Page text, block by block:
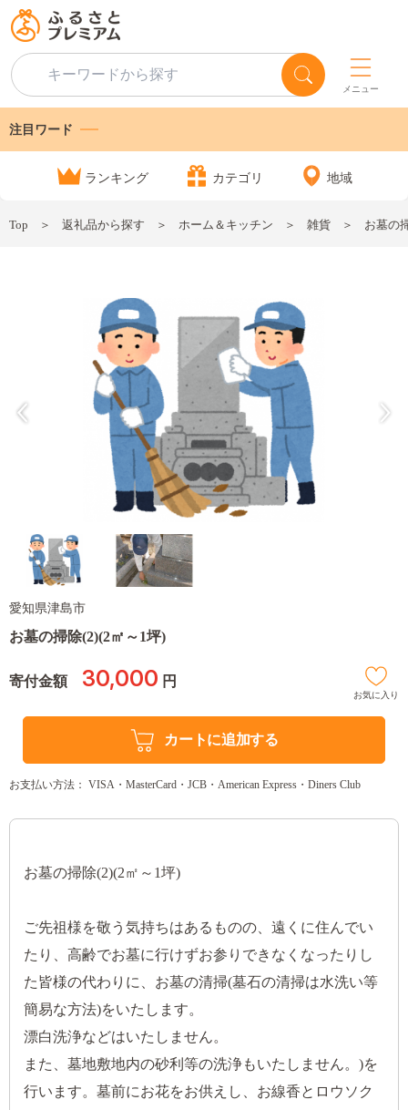
メニュー
注目ワード
ランキング カテゴリ 地域
Top 返礼品から探す ホーム＆キッチン 雑貨 お墓の
愛知県津島市
お墓の掃除(2)(2㎡～1坪)
寄付金額 30,000 円
お気に入り
カートに追加する
お支払い方法： VISA・MasterCard・JCB・American Express・Diners Club
お墓の掃除(2)(2㎡～1坪)
ご先祖様を敬う気持ちはあるものの、遠くに住んでい
たり、高齢でお墓に行けずお参りできなくなったりし
た皆様の代わりに、お墓の清掃(墓石の清掃は水洗い等
簡易な方法)をいたします。
漂白洗浄などはいたしません。
また、墓地敷地内の砂利等の洗浄もいたしません。)を
行います。墓前にお花をお供えし、お線香とロウソク